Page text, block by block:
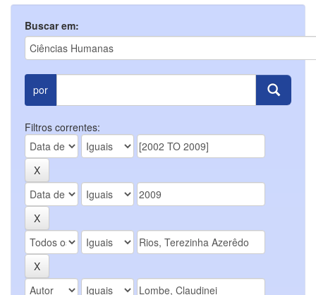
Buscar em:
por
Filtros correntes: